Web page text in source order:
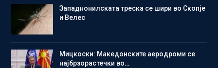
Западнонилската треска се шири во Скопје
и Велес
Мицкоски: Македонските аеродроми се
најбрзорастечки во…